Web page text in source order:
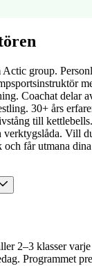
group.
Coachat delar
30+ års
till
Vill
får utmana
2–3 klasser
Programmet